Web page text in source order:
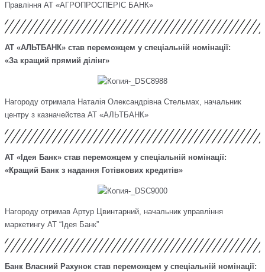
Правління АТ «АГРОПРОСПЕРІС БАНК»
АТ «АЛЬТБАНК» став переможцем у спеціальній номінації:
«За кращий прямий ділінг»
Нагороду отримала Наталія Олександрівна Стельмах, начальник
центру з казначейства АТ «АЛЬТБАНК»
АТ «Ідея Банк» став переможцем у спеціальній номінації:
«Кращий Банк з надання Готівкових кредитів»
Нагороду отримав Артур Цвинтарний, начальник управління
маркетингу АТ “Ідея Банк”
Банк Власний Рахунок став переможцем у спеціальній номінації: